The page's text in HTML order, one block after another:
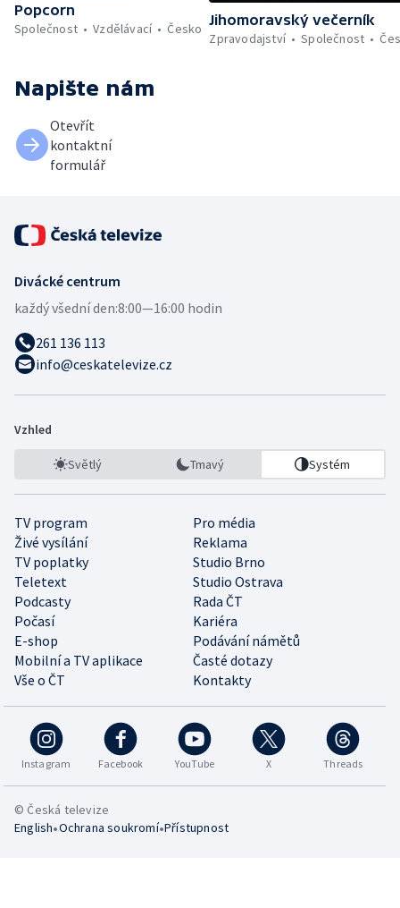
Popcorn
Společnost
Vzdělávací Česko
Jihomoravský večerník
Zpravodajství
Společnost
Napište nám
Otevřít
kontaktní
formulář
Divácké centrum
každý všední den:8:00—16:00 hodin
261 136 113
info@ceskatelevize.cz
Vzhled
Světlý Tmavý Systém
TV program
Pro média
Živé vysílání
Reklama
TV poplatky
Studio Brno
Teletext
Studio Ostrava
Podcasty
Rada ČT
Počasí
Kariéra
E-shop
Podávání námětů
Mobilní a TV aplikace
Časté dotazy
Vše o ČT
Kontakty
Instagram Facebook YouTube X Threads
© Česká televize
English•Ochrana soukromí•Přístupnost